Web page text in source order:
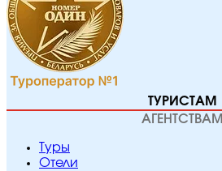
ТУРИСТАМ
АГЕНТСТВАМ
Туры
Отели